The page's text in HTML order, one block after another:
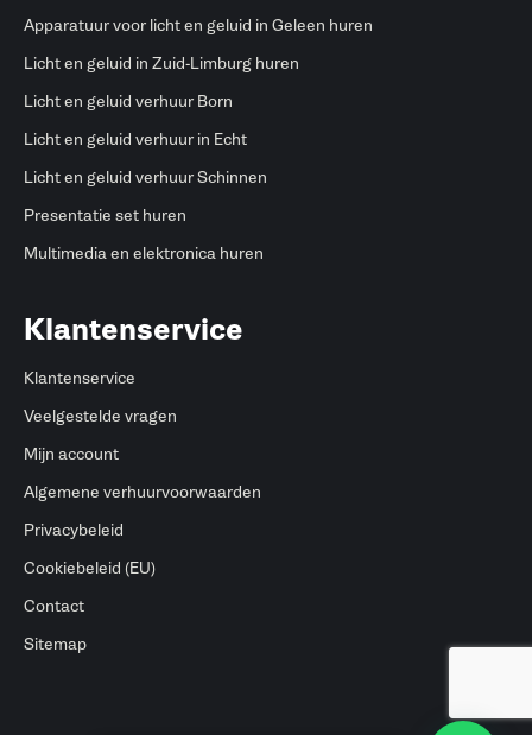
Apparatuur voor licht en geluid in Geleen huren
Licht en geluid in Zuid-Limburg huren
Licht en geluid verhuur Born
Licht en geluid verhuur in Echt
Licht en geluid verhuur Schinnen
Presentatie set huren
Multimedia en elektronica huren
Klantenservice
Klantenservice
Veelgestelde vragen
Mijn account
Algemene verhuurvoorwaarden
Privacybeleid
Cookiebeleid (EU)
Contact
Sitemap